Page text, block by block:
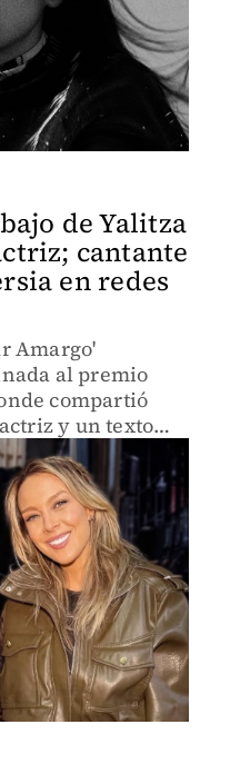
de Yalitza
cantante
en redes
Amargo'
al premio
compartió
y un texto